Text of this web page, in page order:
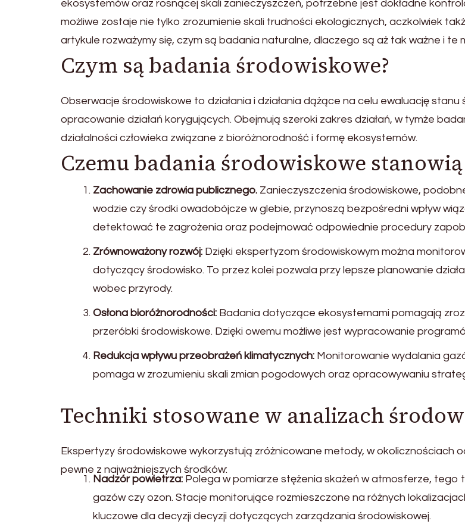
ekosystemów oraz rosnącej skali zanieczyszczeń, potrzebne jest dokładne
możliwe zostaje nie tylko zrozumienie skali trudności ekologicznych, aczkolwiek
artykule rozważymy się, czym są badania naturalne, dlaczego są aż tak ważne i
Czym są badania środowiskowe?
Obserwacje środowiskowe to działania i działania dążące na celu ewaluację
opracowanie działań korygujących. Obejmują szeroki zakres działań, w tymże
działalności człowieka związane z bioróżnorodność i formę ekosystemów.
Czemu badania środowiskowe stanowią
Zachowanie zdrowia publicznego. Zanieczyszczenia środowiskowe,
wodzie czy środki owadobójcze w glebie, przynoszą bezpośredni wpływ
detektować te zagrożenia oraz podejmować odpowiednie procedury
Zrównoważony rozwój: Dzięki ekspertyzom środowiskowym można
dotyczący środowisko. To przez kolei pozwala przy lepsze planowanie
wobec przyrody.
Osłona bioróżnorodności: Badania dotyczące ekosystemami pomagają
przeróbki środowiskowe. Dzięki owemu możliwe jest wypracowanie
Redukcja wpływu przeobrażeń klimatycznych: Monitorowanie wydalania
pomaga w zrozumieniu skali zmian pogodowych oraz opracowywaniu
Techniki stosowane w analizach
Ekspertyzy środowiskowe wykorzystują zróżnicowane metody, w okolicznościach
pewne z najważniejszych środków:
Nadzór powietrza: Polega w pomiarze stężenia skażeń w atmosferze, tego
gazów czy ozon. Stacje monitorujące rozmieszczone na różnych
kluczowe dla decyzji decyzji dotyczących zarządzania środowiskowej.